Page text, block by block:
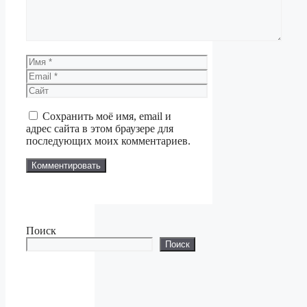
Имя
Email
Сайт
Сохранить моё имя, email и
адрес сайта в этом браузере для
последующих моих комментариев.
Поиск
Поиск